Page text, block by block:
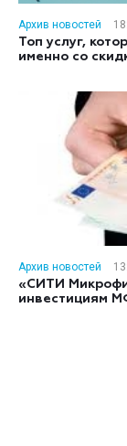
Архив новостей
Топ услуг,
именно со
Архив новостей
«СИТИ
инвестициям